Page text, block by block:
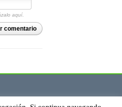
aquí.
comentario